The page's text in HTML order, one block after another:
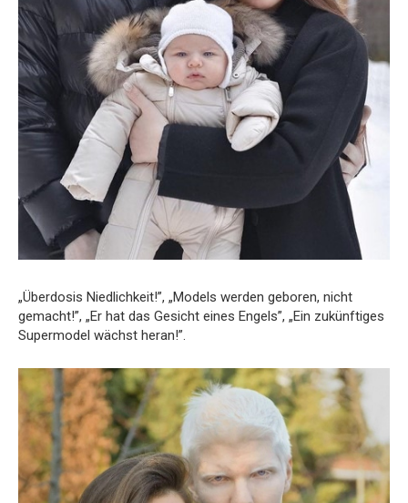
„Überdosis Niedlichkeit!”, „Models werden geboren, nicht
gemacht!”, „Er hat das Gesicht eines Engels”, „Ein zukünftiges
Supermodel wächst heran!”.